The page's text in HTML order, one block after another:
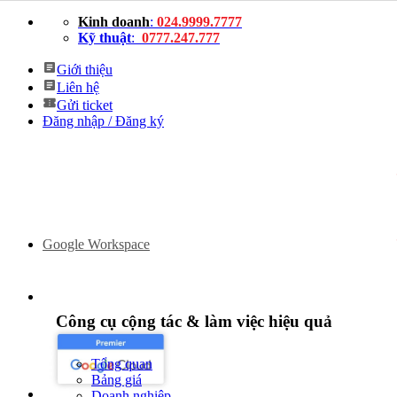
dung
Kinh doanh: 024.9999.7777
Kỹ thuật: 0777.247.777
Giới thiệu
Liên hệ
Gửi ticket
Đăng nhập / Đăng ký
Google Workspace
Công cụ cộng tác & làm việc hiệu quả
Tổng quan
Bảng giá